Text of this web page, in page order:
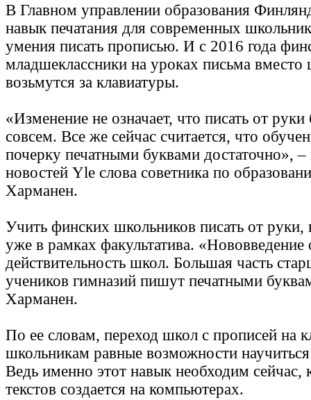
В Главном управлении образования
навык печатания для современных
умения писать прописью. И с 2016 года
младшеклассники на уроках письма
возьмутся за клавиатуры.
«Изменение не означает, что писать от
совсем. Все же сейчас считается, что
почерку печатными буквами достаточно»,
новостей Yle слова советника по
Харманен.
Учить финских школьников писать от руки,
уже в рамках факультатива. «Нововведение
действительность школ. Большая часть
учеников гимназий пишут печатными
Харманен.
По ее словам, переход школ с прописей на
школьникам равные возможности
Ведь именно этот навык необходим сейчас,
текстов создается на компьютерах.